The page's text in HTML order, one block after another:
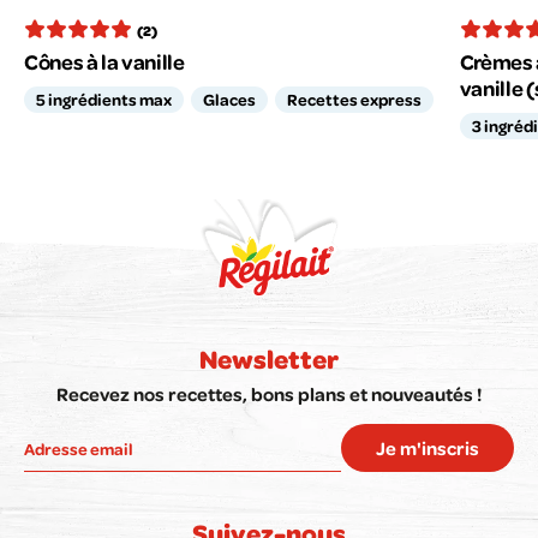
(2)
Cônes à la vanille
5 ingrédients max Glaces Recettes express
Crèmes
vanille
3
Newsletter
Recevez nos recettes, bons plans et nouveautés !
Je m'inscris